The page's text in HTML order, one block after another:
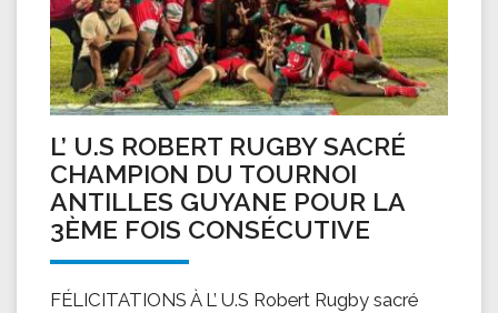
L’ U.S ROBERT RUGBY SACRÉ
CHAMPION DU TOURNOI
ANTILLES GUYANE POUR LA
3ÈME FOIS CONSÉCUTIVE
FÉLICITATIONS À L’ U.S Robert Rugby sacré